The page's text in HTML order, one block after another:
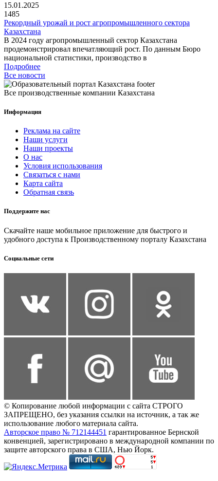
15.01.2025
1485
Рекордный урожай и рост агропромышленного сектора
Казахстана
В 2024 году агропромышленный сектор Казахстана
продемонстрировал впечатляющий рост. По данным Бюро
национальной статистики, производство в
Подробнее
Все новости
Все производственные компании Казахстана
Информация
Реклама на сайте
Наши услуги
Наши проекты
О нас
Условия использования
Связаться с нами
Карта сайта
Обратная связь
Поддержите нас
Скачайте наше мобильное приложение для быстрого и
удобного доступа к Производственному порталу Казахстана
Социальные сети
© Копирование любой информации с сайта СТРОГО
ЗАПРЕЩЕНО, без указания ссылки на источник, а так же
использование любого материала сайта.
Авторское право № 712144451 гарантированное Бернской
конвенцией, зарегистрировано в международной компании по
защите авторского права в США, Нью Йорк.